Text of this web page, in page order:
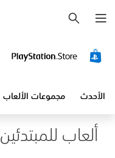
ح
ث
الأحدث مجموعات الألعاب
ألعاب للمبتدئين